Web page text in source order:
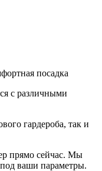
посадка
с различными
гардероба, так и
прямо сейчас. Мы
ваши параметры.